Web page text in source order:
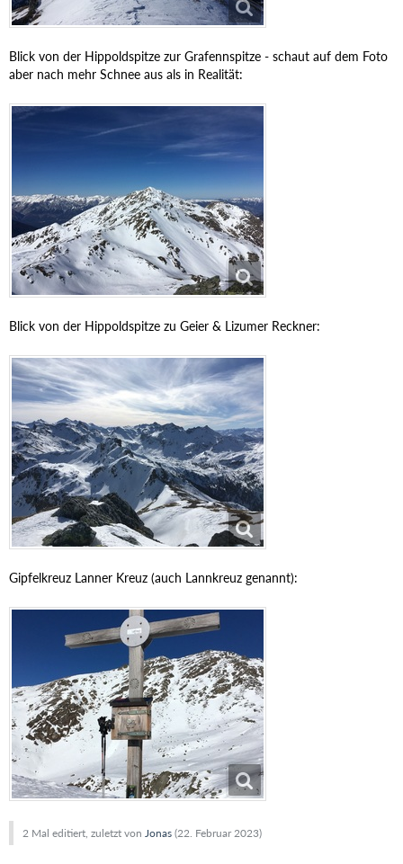
Blick von der Hippoldspitze zur Grafennspitze - schaut auf dem Foto
aber nach mehr Schnee aus als in Realität:
Blick von der Hippoldspitze zu Geier & Lizumer Reckner:
Gipfelkreuz Lanner Kreuz (auch Lannkreuz genannt):
2 Mal editiert, zuletzt von Jonas (22. Februar 2023)